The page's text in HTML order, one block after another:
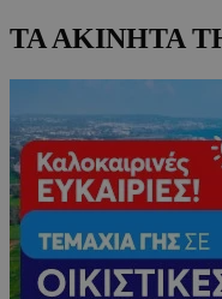
ΤΑ ΑΚΙΝΗΤΑ